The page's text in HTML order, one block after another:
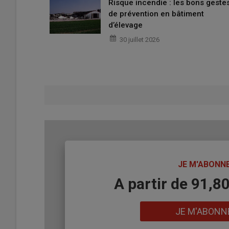
Risque incendie : les bons
de prévention en bâtiment
d’élevage
30 juillet 2026
JE
BodyA partir de
JE